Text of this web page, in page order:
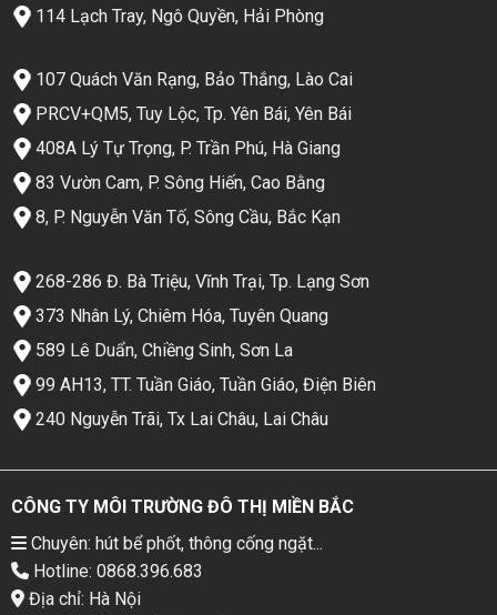
114 Lạch Tray, Ngô Quyền, Hải Phòng
107 Quách Văn Rạng, Bảo Thắng, Lào Cai
PRCV+QM5, Tuy Lộc, Tp. Yên Bái, Yên Bái
408A Lý Tự Trọng, P. Trần Phú, Hà Giang
83 Vườn Cam, P. Sông Hiến, Cao Bằng
8, P. Nguyễn Văn Tố, Sông Cầu, Bắc Kạn
268-286 Đ. Bà Triệu, Vĩnh Trại, Tp. Lạng Sơn
373 Nhân Lý, Chiêm Hóa, Tuyên Quang
589 Lê Duẩn, Chiềng Sinh, Sơn La
99 AH13, TT. Tuần Giáo, Tuần Giáo, Điện Biên
240 Nguyễn Trãi, Tx Lai Châu, Lai Châu
CÔNG TY MÔI TRƯỜNG ĐÔ THỊ MIỀN BẮC
Chuyên: hút bể phốt, thông cống ngặt...
Hotline: 0868.396.683
Địa chỉ: Hà Nội